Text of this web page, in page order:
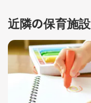
近隣の保育施設